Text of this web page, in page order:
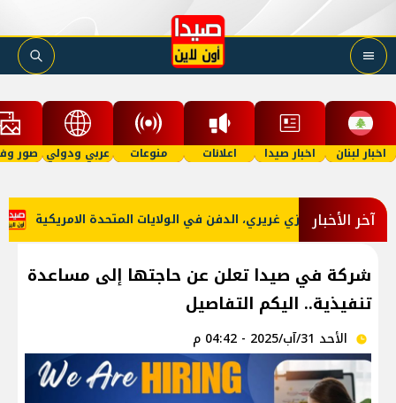
اخبار لبنان اخبار صيدا اعلانات منوعات عربي ودولي صور
آخر الأخبار
علي غازي غريري، الدفن في الولايات المتحدة الامريكية
شركة في صيدا تعلن عن حاجتها إلى مساعدة
تنفيذية.. اليكم التفاصيل
الأحد 31/آب/2025 - 04:42 م